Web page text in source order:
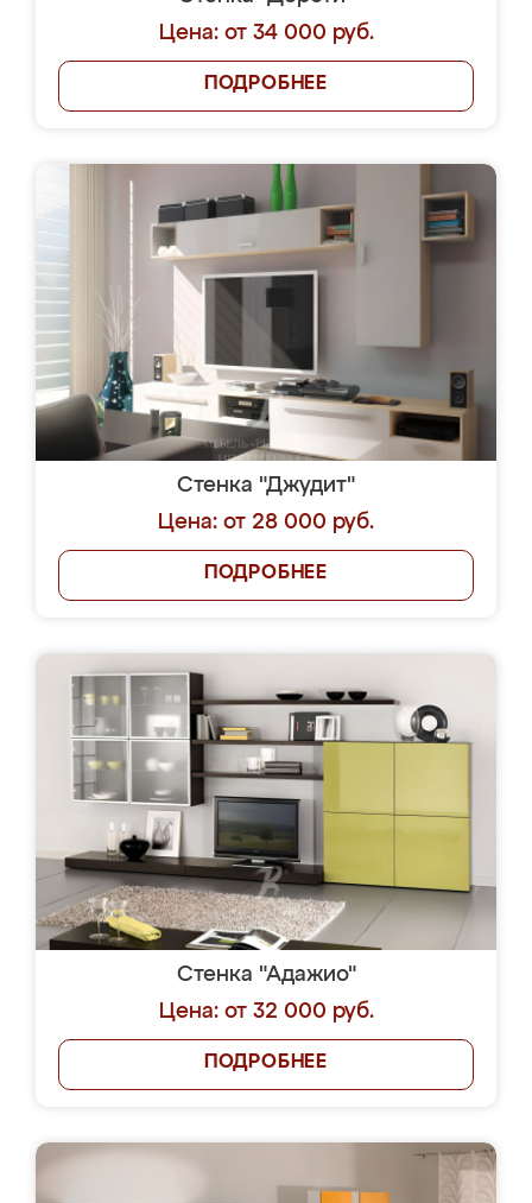
Цена: от 34 000 руб.
ПОДРОБНЕЕ
Стенка "Джудит"
Цена: от 28 000 руб.
ПОДРОБНЕЕ
Стенка "Адажио"
Цена: от 32 000 руб.
ПОДРОБНЕЕ